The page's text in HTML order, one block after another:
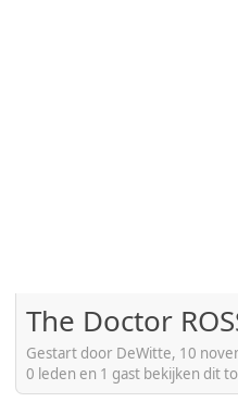
The Doctor
Gestart door DeWitte, 10
0 leden en 1 gast bekijken dit